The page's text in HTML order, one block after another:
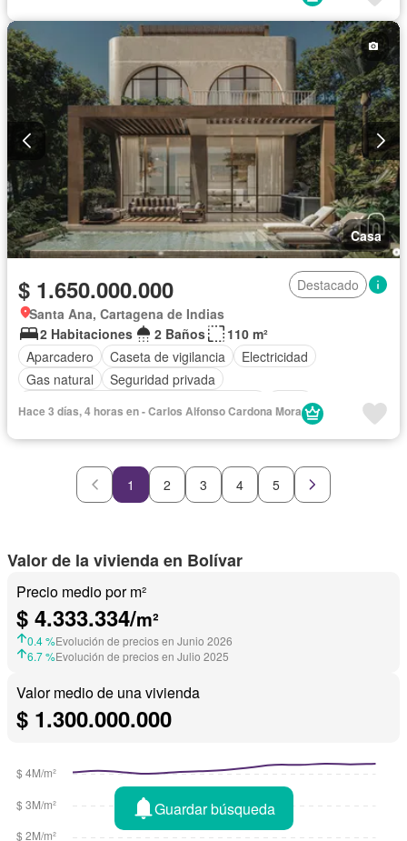
Casa
$ 1.650.000.000
Destacado
Santa Ana, Cartagena de Indias
2 Habitaciones
2 Baños
110 m²
Aparcadero
Caseta de vigilancia
Electricidad
Gas natural
Seguridad privada
Agua
Balcón
Cocina amoblada
Cocina integral Piscina
Vigilante
Vista panorámica
Wifi
Hace 3 días, 4 horas en - Carlos Alfonso Cardona Mora
1 2 3 4 5
Valor de la vivienda en Bolívar
Precio medio por m²
$ 4.333.334/m²
0.4 %Evolución de precios en Junio 2026
6.7 %Evolución de precios en Julio 2025
Valor medio de una vivienda
$ 1.300.000.000
Guardar búsqueda